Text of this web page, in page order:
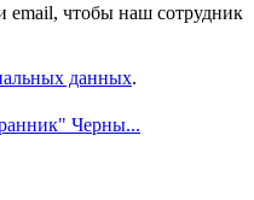
email, чтобы наш сотрудник
данных.
Черны...